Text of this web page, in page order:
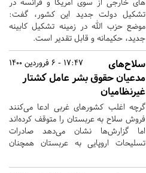
تشکیل دولت جدید این کشور، گفت:
موضع حزب الله در زمینه تشکیل کابینه
جدید، حکیمانه و قابل تقدیر است.
17:47 - 6 فروردین 1400
سلاح‌های
مدعیان حقوق بشر عامل کشتار
غیرنظامیان
گرچه اغلب کشورهای غربی ادعا می‌کنند
فروش سلاح به عربستان را متوقف کرده‌اند
اما گزارش‌ها نشان می‌دهد صادرات
تسلیحات اروپایی به عربستان همچنان